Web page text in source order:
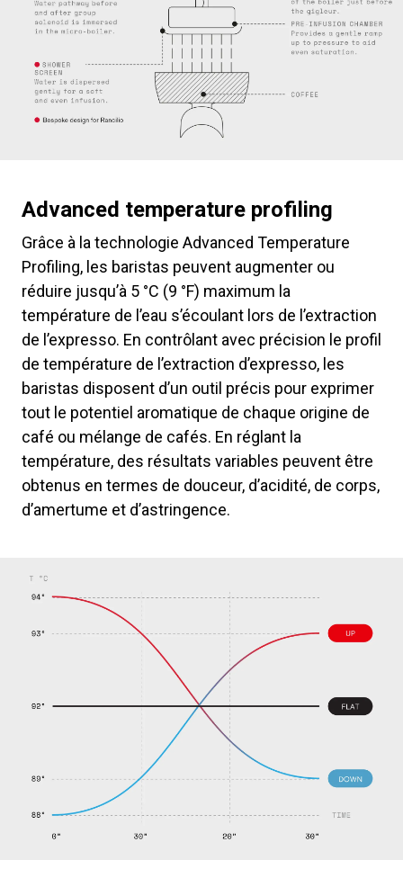
Advanced temperature profiling
Grâce à la technologie Advanced Temperature
Profiling, les baristas peuvent augmenter ou
réduire jusqu’à 5 °C (9 °F) maximum la
température de l’eau s’écoulant lors de l’extraction
de l’expresso. En contrôlant avec précision le profil
de température de l’extraction d’expresso, les
baristas disposent d’un outil précis pour exprimer
tout le potentiel aromatique de chaque origine de
café ou mélange de cafés. En réglant la
température, des résultats variables peuvent être
obtenus en termes de douceur, d’acidité, de corps,
d’amertume et d’astringence.